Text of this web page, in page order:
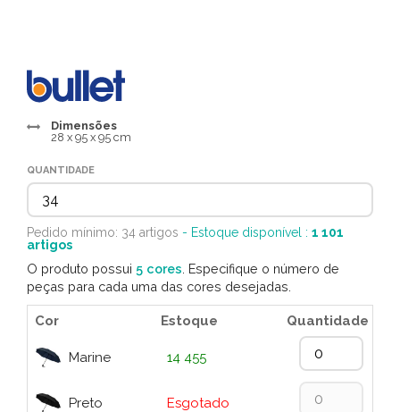
Dimensões
28 x 95 x 95 cm
QUANTIDADE
Pedido mínimo: 34 artigos - Estoque disponível : 1 101
artigos
O produto possui 5 cores . Especifique o número de
peças para cada uma das cores desejadas.
Cor Estoque Quantidade
Marine 14 455
Preto Esgotado